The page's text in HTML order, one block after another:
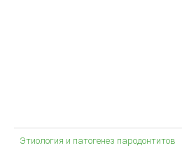
Этиология и патогенез пародонтитов